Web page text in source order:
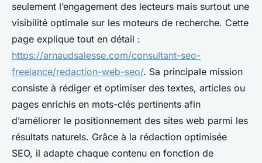
seulement l’engagement des lecteurs mais surtout une
visibilité optimale sur les moteurs de recherche. Cette
page explique tout en détail :
https://arnaudsalesse.com/consultant-seo-
freelance/redaction-web-seo/. Sa principale mission
consiste à rédiger et optimiser des textes, articles ou
pages enrichis en mots-clés pertinents afin
d’améliorer le positionnement des sites web parmi les
résultats naturels. Grâce à la rédaction optimisée
SEO, il adapte chaque contenu en fonction de